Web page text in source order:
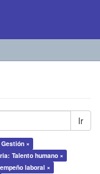
Ir
×
Talento humano ×
laboral ×